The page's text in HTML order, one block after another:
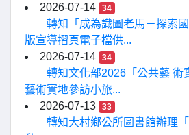
2026-07-14
34
轉知「成為識圖老馬－探索
版宣導摺頁電子檔供...
2026-07-14
34
轉知文化部2026「公共藝 術
藝術實地參訪小旅...
2026-07-13
33
轉知大村鄉公所圖書館辦理